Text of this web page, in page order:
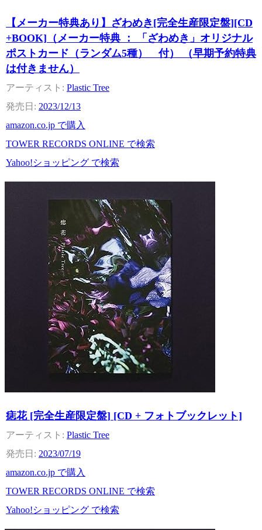
【メーカー特典あり】ざわめき[完全生産限定盤][CD
+BOOK]（メーカー特典 ： 「ざわめき」オリジナル
ポストカード（ランダム5種） 付） （早期予約特典
は付きません）
Plastic Tree
2023/12/13
amazon.co.jp で購入
TOWER RECORDS ONLINE で検索
Yahoo!ショッピング で検索
痣花 [完全生産限定盤] [CD + フォトブックレット]
Plastic Tree
2023/07/19
amazon.co.jp で購入
TOWER RECORDS ONLINE で検索
Yahoo!ショッピング で検索